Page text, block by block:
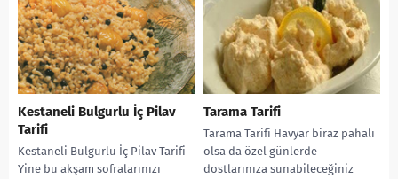
Kestaneli Bulgurlu İç Pilav
Tarifi
Kestaneli Bulgurlu İç Pilav Tarifi
Yine bu akşam sofralarınızı
Tarama Tarifi
Tarama Tarifi Havyar biraz pahalı
olsa da özel günlerde
dostlarınıza sunabileceğiniz